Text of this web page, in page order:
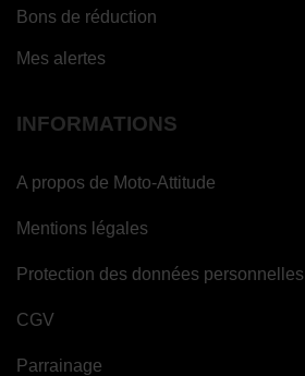
Bons de réduction
Mes alertes
INFORMATIONS
A propos de Moto-Attitude
Mentions légales
Protection des données personnelles
CGV
Parrainage